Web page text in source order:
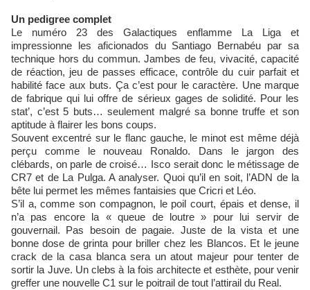
Un pedigree complet
Le numéro 23 des Galactiques enflamme La Liga et
impressionne les aficionados du Santiago Bernabéu par sa
technique hors du commun. Jambes de feu, vivacité, capacité
de réaction, jeu de passes efficace, contrôle du cuir parfait et
habilité face aux buts. Ça c’est pour le caractère. Une marque
de fabrique qui lui offre de sérieux gages de solidité. Pour les
stat’, c’est 5 buts… seulement malgré sa bonne truffe et son
aptitude à flairer les bons coups.
Souvent excentré sur le flanc gauche, le minot est même déjà
perçu comme le nouveau Ronaldo. Dans le jargon des
clébards, on parle de croisé… Isco serait donc le métissage de
CR7 et de La Pulga. A analyser. Quoi qu’il en soit, l’ADN de la
bête lui permet les mêmes fantaisies que Cricri et Léo.
S’il a, comme son compagnon, le poil court, épais et dense, il
n’a pas encore la « queue de loutre » pour lui servir de
gouvernail. Pas besoin de pagaie. Juste de la vista et une
bonne dose de grinta pour briller chez les Blancos. Et le jeune
crack de la casa blanca sera un atout majeur pour tenter de
sortir la Juve. Un clebs à la fois architecte et esthète, pour venir
greffer une nouvelle C1 sur le poitrail de tout l’attirail du Real.